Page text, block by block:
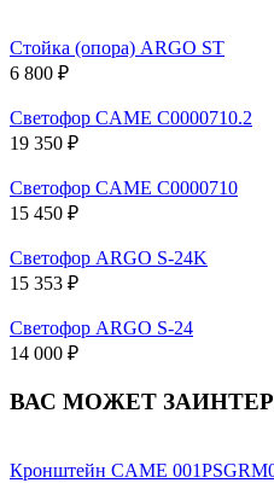
Стойка (опора) ARGO ST
6 800 ₽
Светофор CAME C0000710.2
19 350 ₽
Светофор CAME C0000710
15 450 ₽
Светофор ARGO S-24K
15 353 ₽
Светофор ARGO S-24
14 000 ₽
ВАС МОЖЕТ
Кронштейн CAME